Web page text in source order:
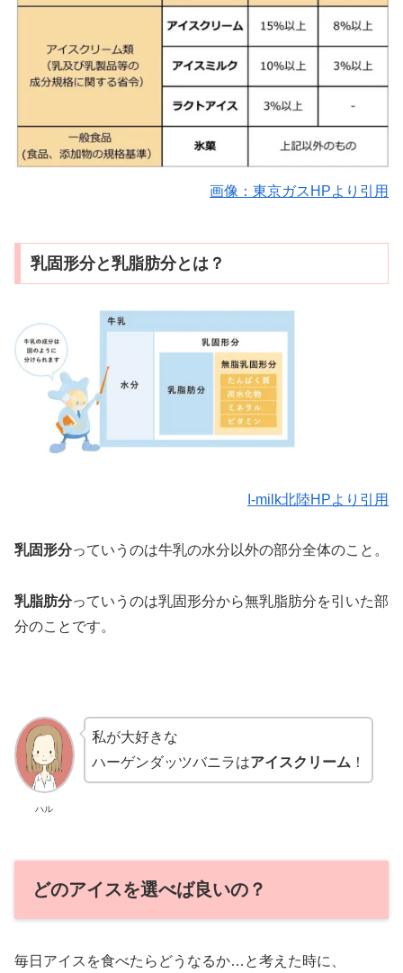
画像：東京ガスHPより引用
乳固形分と乳脂肪分とは？
I-milk北陸HPより引用
乳固形分っていうのは牛乳の水分以外の部分全体のこと。
乳脂肪分っていうのは乳固形分から無乳脂肪分を引いた部
分のことです。
ハル
私が大好きな
ハーゲンダッツバニラはアイスクリーム ！
どのアイスを選べば良いの？
毎日アイスを食べたらどうなるか…と考えた時に、